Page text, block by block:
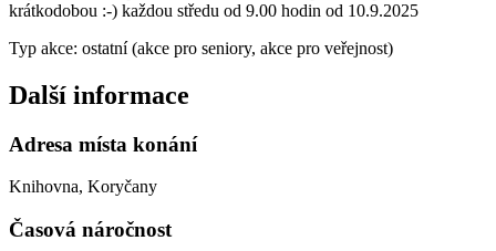
krátkodobou :-) každou středu od 9.00 hodin od 10.9.2025
Typ akce: ostatní (akce pro seniory, akce pro veřejnost)
Další informace
Adresa místa konání
Knihovna, Koryčany
Časová náročnost